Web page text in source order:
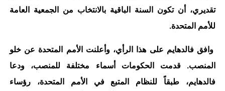
تقديري، أن تكون السنة الباقية بالانتخاب من الجمعية العامة
للأمم المتحدة.
وافق فالدهايم على هذا الرأي، وأعلنت الأمم المتحدة عن خلو
المنصب. قدمت الحكومات أسماء مختلفة للمنصب، ودعا
فالدهايم، طبقاً للنظام المتبع في الأمم المتحدة، رؤساء